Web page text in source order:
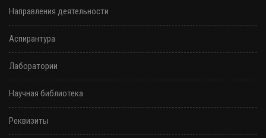
Направления деятельности
Аспирантура
Лаборатории
Научная библиотека
Реквизиты